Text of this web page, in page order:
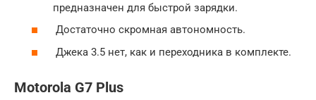
предназначен для быстрой зарядки.
Достаточно скромная автономность.
Джека 3.5 нет, как и переходника в комплекте.
Motorola G7 Plus